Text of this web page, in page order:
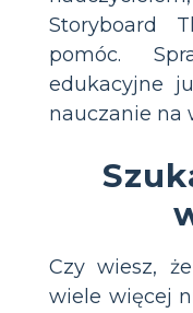
Storyboard
pomóc.
edukacyjne
nauczanie na
Czy wiesz,
wiele więcej